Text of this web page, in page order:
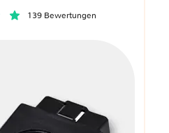
139 Bewertungen